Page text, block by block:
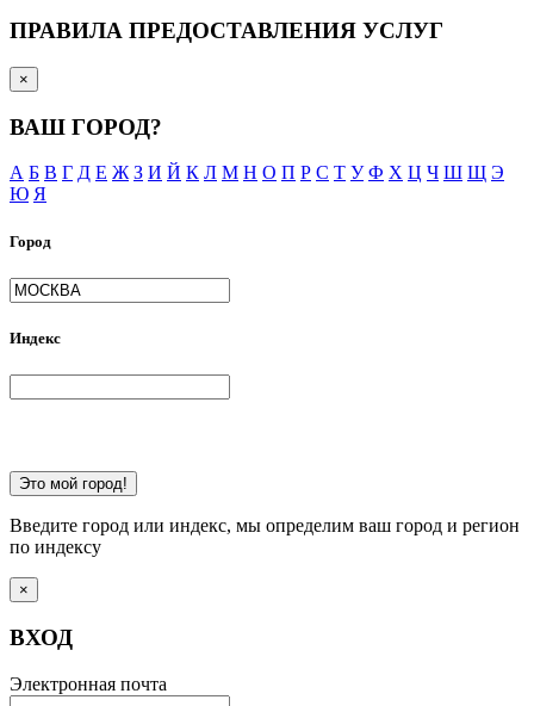
ПРАВИЛА ПРЕДОСТАВЛЕНИЯ УСЛУГ
×
ВАШ ГОРОД?
А Б В Г Д Е Ж З И Й К Л М Н О П Р С Т У Ф Х Ц Ч Ш Щ Э
Ю Я
Город
Индекс
Это мой город!
Введите город или индекс, мы определим ваш город и регион
по индексу
×
ВХОД
Электронная почта